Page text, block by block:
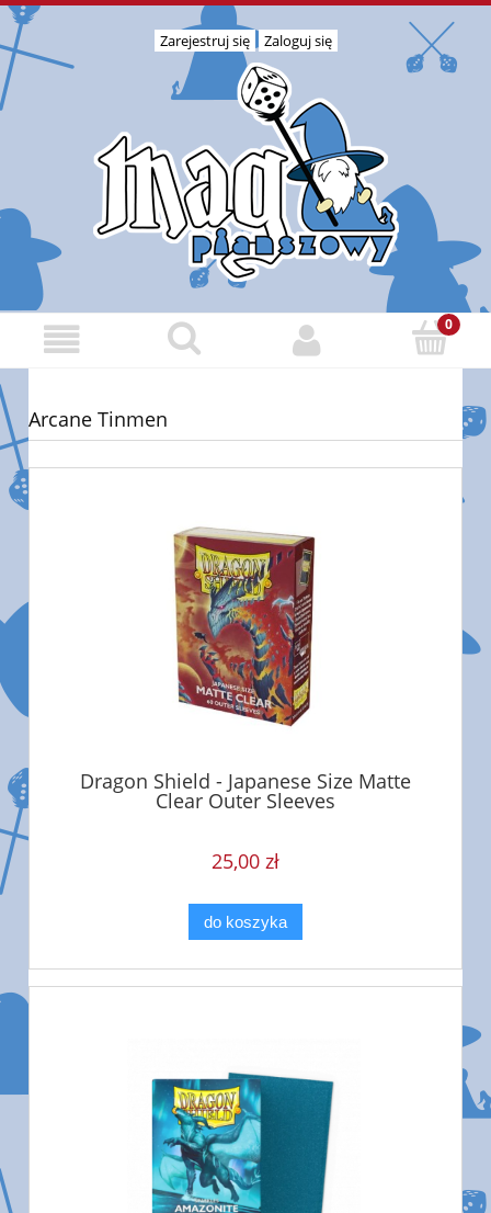
Zarejestruj się Zaloguj się
Arcane Tinmen
Dragon Shield - Japanese Size Matte
Clear Outer Sleeves
25,00 zł
do koszyka